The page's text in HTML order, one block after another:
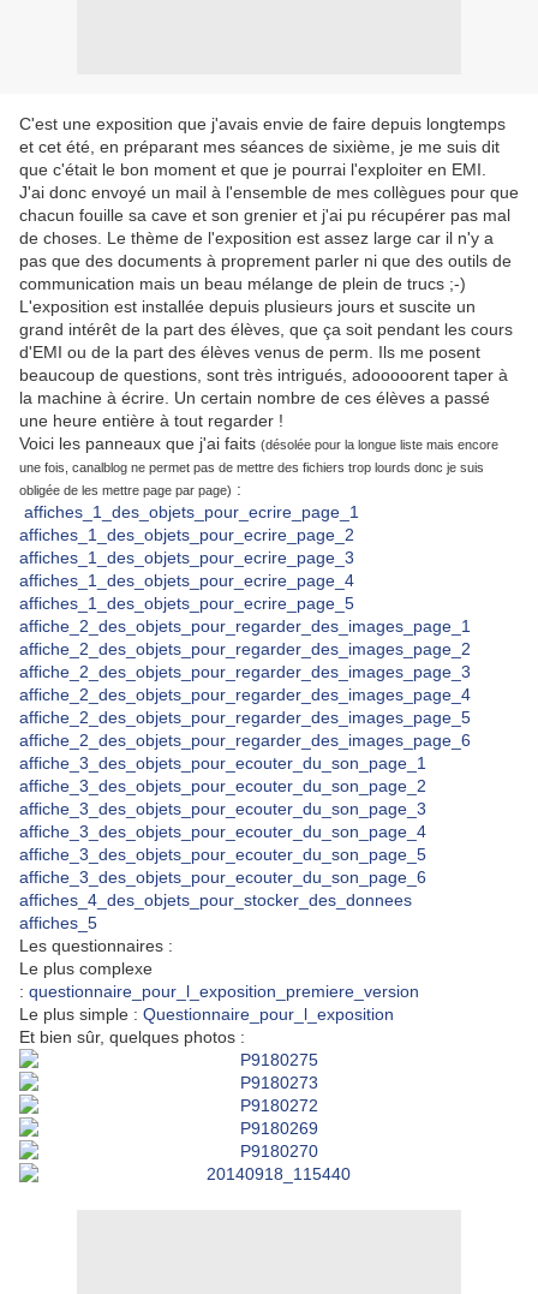
C'est une exposition que j'avais envie de faire depuis longtemps
et cet été, en préparant mes séances de sixième, je me suis dit
que c'était le bon moment et que je pourrai l'exploiter en EMI.
J'ai donc envoyé un mail à l'ensemble de mes collègues pour que
chacun fouille sa cave et son grenier et j'ai pu récupérer pas mal
de choses. Le thème de l'exposition est assez large car il n'y a
pas que des documents à proprement parler ni que des outils de
communication mais un beau mélange de plein de trucs ;-)
L'exposition est installée depuis plusieurs jours et suscite un
grand intérêt de la part des élèves, que ça soit pendant les cours
d'EMI ou de la part des élèves venus de perm. Ils me posent
beaucoup de questions, sont très intrigués, adooooorent taper à
la machine à écrire. Un certain nombre de ces élèves a passé
une heure entière à tout regarder !
Voici les panneaux que j'ai faits (désolée pour la longue liste mais encore
une fois, canalblog ne permet pas de mettre des fichiers trop lourds donc je suis
obligée de les mettre page par page) :
affiches_1_des_objets_pour_ecrire_page_1
affiches_1_des_objets_pour_ecrire_page_2
affiches_1_des_objets_pour_ecrire_page_3
affiches_1_des_objets_pour_ecrire_page_4
affiches_1_des_objets_pour_ecrire_page_5
affiche_2_des_objets_pour_regarder_des_images_page_1
affiche_2_des_objets_pour_regarder_des_images_page_2
affiche_2_des_objets_pour_regarder_des_images_page_3
affiche_2_des_objets_pour_regarder_des_images_page_4
affiche_2_des_objets_pour_regarder_des_images_page_5
affiche_2_des_objets_pour_regarder_des_images_page_6
affiche_3_des_objets_pour_ecouter_du_son_page_1
affiche_3_des_objets_pour_ecouter_du_son_page_2
affiche_3_des_objets_pour_ecouter_du_son_page_3
affiche_3_des_objets_pour_ecouter_du_son_page_4
affiche_3_des_objets_pour_ecouter_du_son_page_5
affiche_3_des_objets_pour_ecouter_du_son_page_6
affiches_4_des_objets_pour_stocker_des_donnees
affiches_5
Les questionnaires :
Le plus complexe
: questionnaire_pour_l_exposition_premiere_version
Le plus simple : Questionnaire_pour_l_exposition
Et bien sûr, quelques photos :